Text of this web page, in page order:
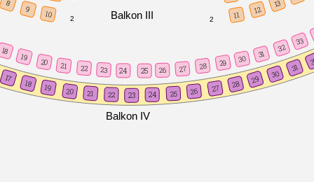
2
2
Balkon IV
Balkon III
8
9 10
18
19
17
18
20 21
19 20
22 23
21
24 25
22
26
24
11
23
27 28
25
12
29
26
13
30
27
31
28
32
29
33
30
31